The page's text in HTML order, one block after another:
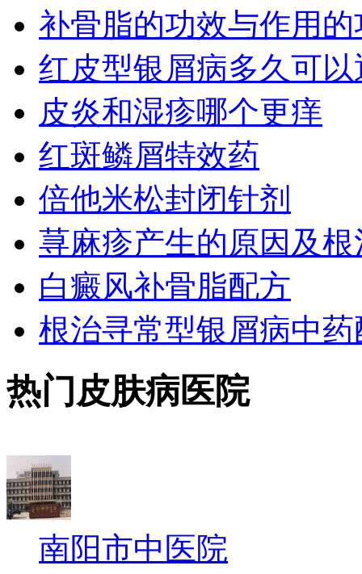
补骨脂的功效与作用
红皮型银屑病多久可以
皮炎和湿疹哪个更痒
红斑鳞屑特效药
倍他米松封闭针剂
荨麻疹产生的原因及
白癜风补骨脂配方
根治寻常型银屑病中药
热门皮肤病医院
南阳市中医院